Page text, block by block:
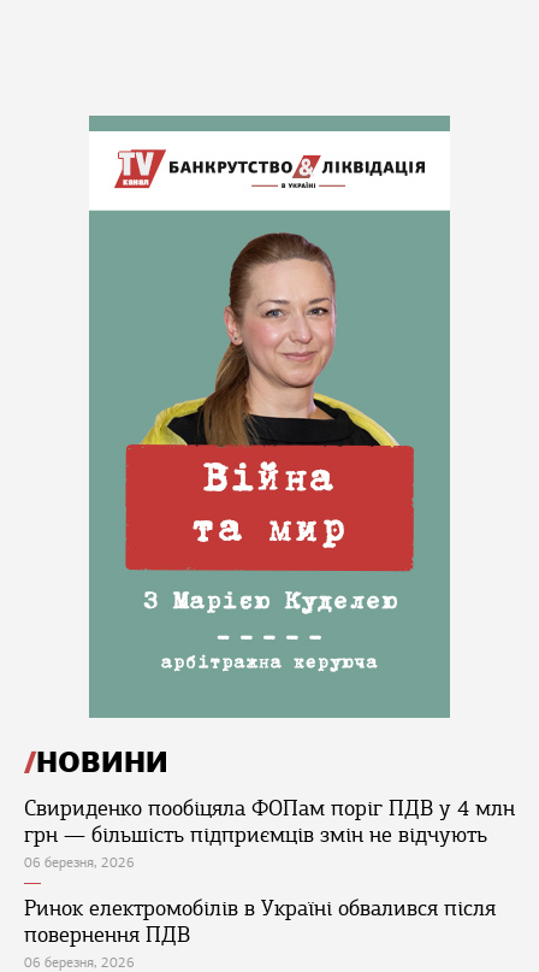
НОВИНИ
Свириденко пообіцяла ФОПам поріг ПДВ у 4 млн
грн — більшість підприємців змін не відчують
06 березня, 2026
Ринок електромобілів в Україні обвалився після
повернення ПДВ
06 березня, 2026